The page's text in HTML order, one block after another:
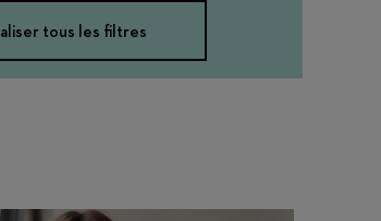
tous les filtres